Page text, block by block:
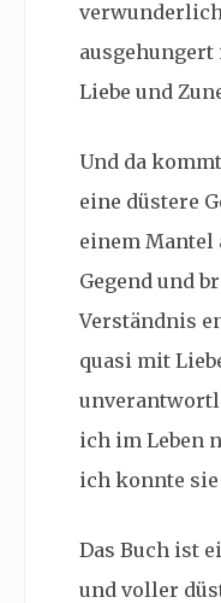
ausgehungert
Liebe und
Und da
eine düstere
einem Mantel
Gegend und
Verständnis
quasi mit
ich im Leben
ich konnte
Das Buch ist
und voller